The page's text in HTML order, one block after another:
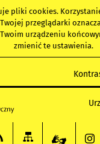
pliki cookies.
przeglądarki
urządzeniu
zmienić te ustawienia.